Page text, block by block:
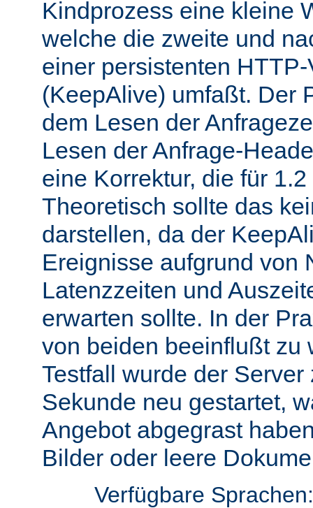
Kindprozess eine kleine
welche die zweite und
einer persistenten
(KeepAlive) umfaßt. Der
dem Lesen der
Lesen der Anfrage-
eine Korrektur, die für
Theoretisch sollte das
darstellen, da der
Ereignisse aufgrund von
Latenzzeiten und
erwarten sollte. In der
von beiden beeinflußt zu
Testfall wurde der
Sekunde neu gestartet,
Angebot abgegrast
Bilder oder leere
Verfügbare